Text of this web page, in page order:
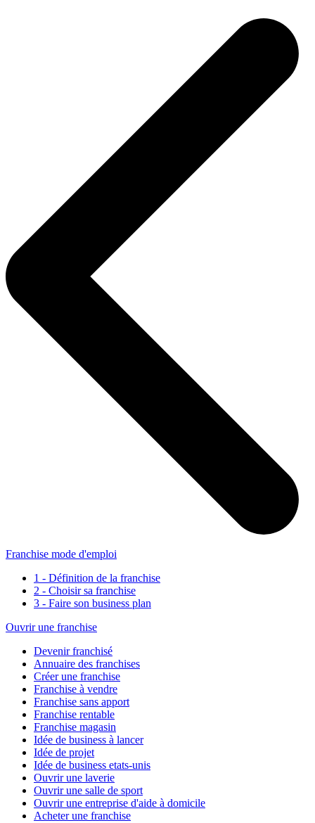
Franchise mode d'emploi
1 - Définition de la franchise
2 - Choisir sa franchise
3 - Faire son business plan
Ouvrir une franchise
Devenir franchisé
Annuaire des franchises
Créer une franchise
Franchise à vendre
Franchise sans apport
Franchise rentable
Franchise magasin
Idée de business à lancer
Idée de projet
Idée de business etats-unis
Ouvrir une laverie
Ouvrir une salle de sport
Ouvrir une entreprise d'aide à domicile
Acheter une franchise